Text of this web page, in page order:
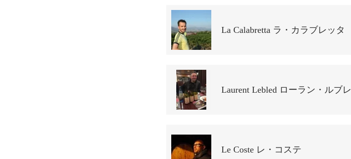
La Calabretta ラ・カラブレッタ
Laurent Lebled ローラン・ルブレ
Le Coste レ・コステ